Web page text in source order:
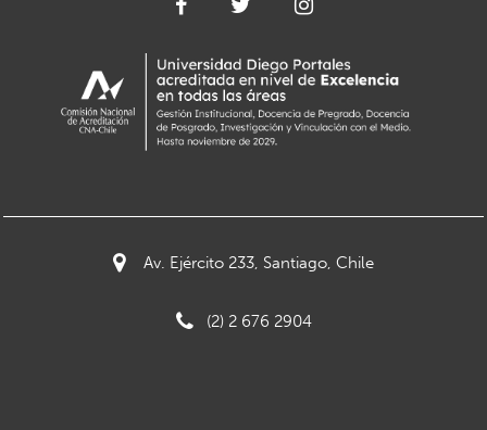
Av. Ejército 233, Santiago, Chile
(2) 2 676 2904